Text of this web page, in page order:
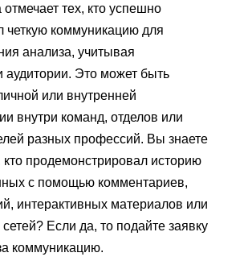
отмечает тех, кто успешно
четкую коммуникацию для
анализа, учитывая
аудитории. Это может быть
или внутренней
внутри команд, отделов или
разных профессий. Вы знаете
кто продемонстрировал историю
с помощью комментариев,
интерактивных материалов или
Если да, то подайте заявку
коммуникацию.